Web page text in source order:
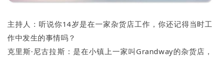
主持人：听说你14岁是在一家杂货店工作，你还记得当时工
作中发生的事情吗？
克里斯·尼古拉斯：是在小镇上一家叫Grandway的杂货店，